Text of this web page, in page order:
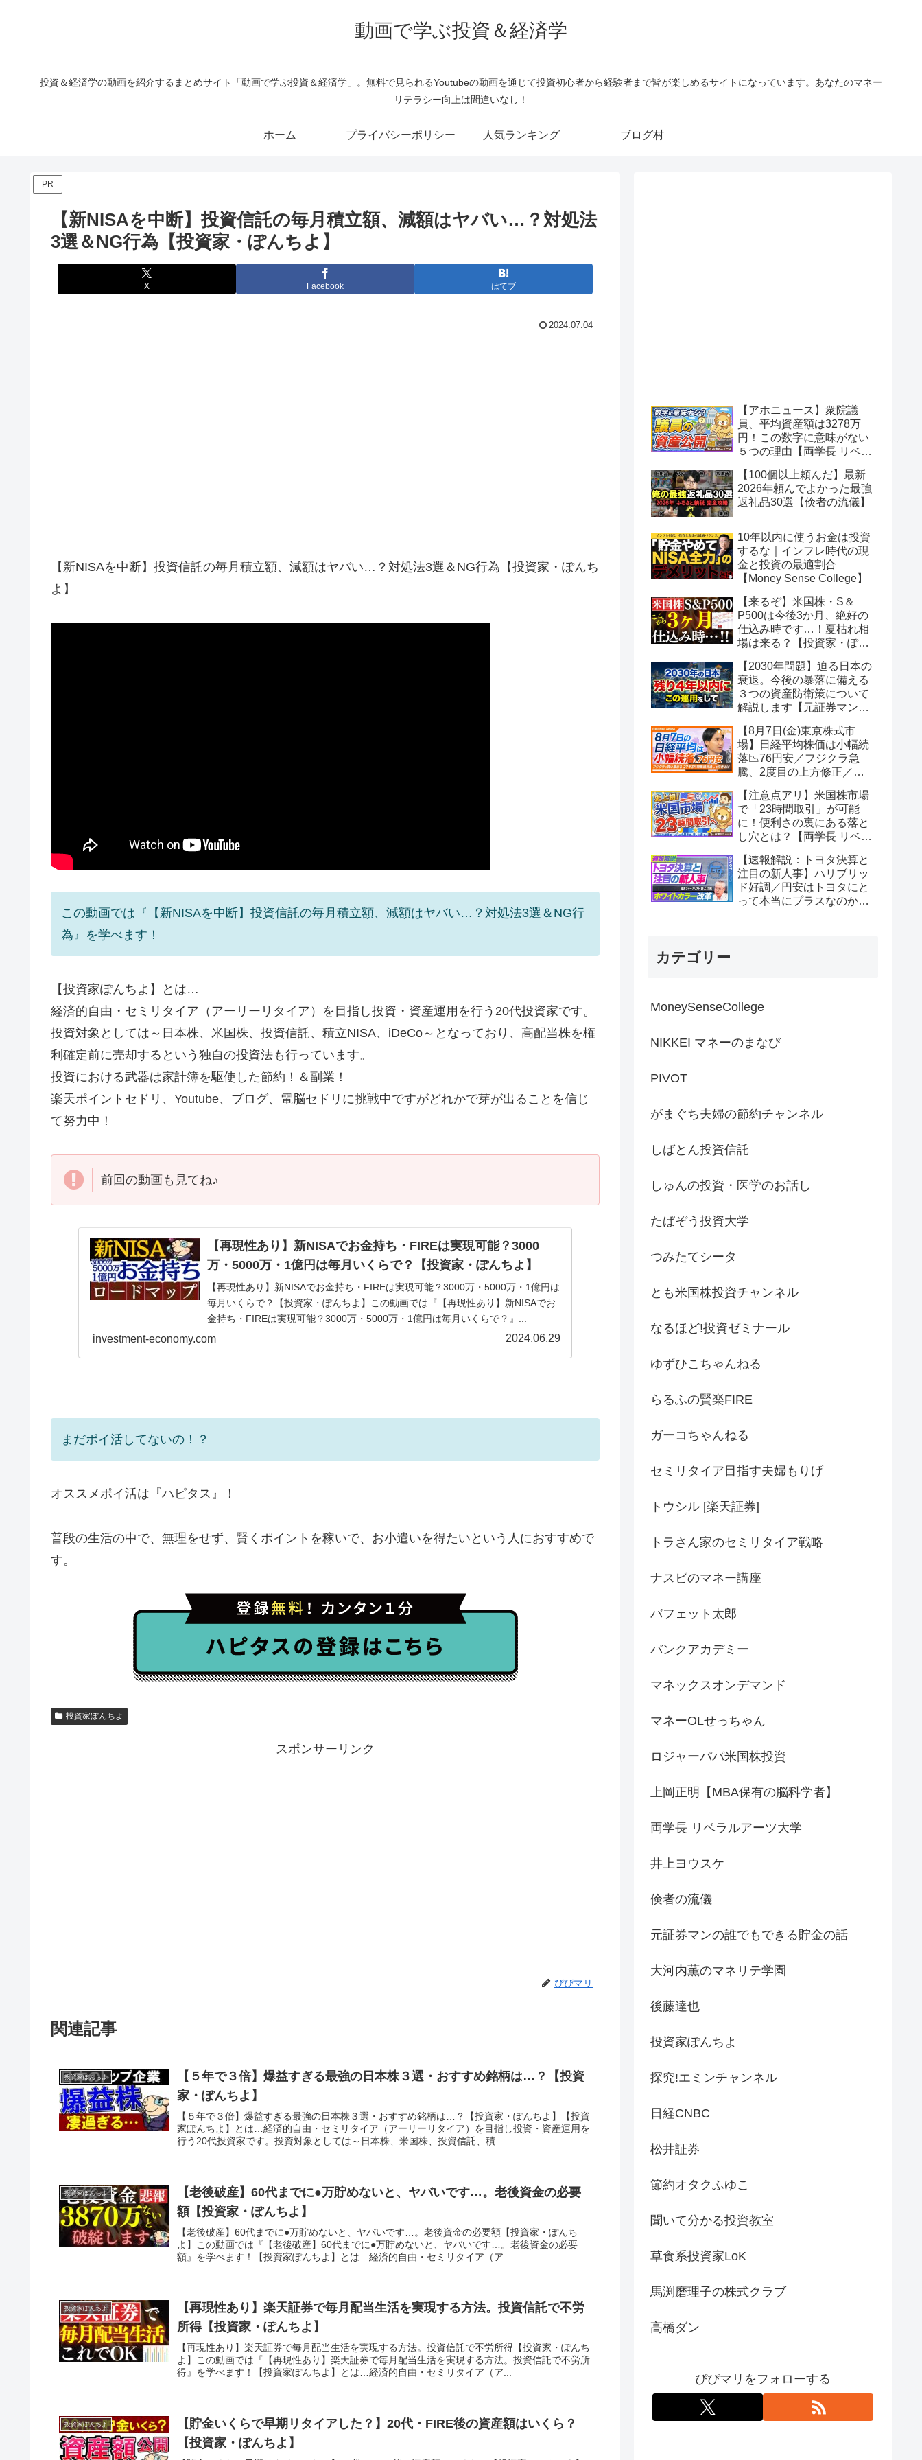
動画で学ぶ投資＆経済学
投資＆経済学の動画を紹介するまとめサイト「動画で学ぶ投資＆経済学」。無料で見られるYoutubeの動画を通じて投資初心者から経験者まで皆が楽しめるサイトになっています。あなたのマネー
リテラシー向上は間違いなし！
ホーム プライバシーポリシー 人気ランキング ブログ村
PR
【新NISAを中断】投資信託の毎月積立額、減額はヤバい…？対処法
3選＆NG行為【投資家・ぽんちよ】
X Facebook はてブ
2024.07.04
【新NISAを中断】投資信託の毎月積立額、減額はヤバい…？対処法3選＆NG行為【投資家・ぽんち
よ】
この動画では『【新NISAを中断】投資信託の毎月積立額、減額はヤバい…？対処法3選＆NG行
為』を学べます！
【投資家ぽんちよ】とは…
経済的自由・セミリタイア（アーリーリタイア）を目指し投資・資産運用を行う20代投資家です。
投資対象としては～日本株、米国株、投資信託、積立NISA、iDeCo～となっており、高配当株を権
利確定前に売却するという独自の投資法も行っています。
投資における武器は家計簿を駆使した節約！＆副業！
楽天ポイントセドリ、Youtube、ブログ、電脳セドリに挑戦中ですがどれかで芽が出ることを信じ
て努力中！
前回の動画も見てね♪
【再現性あり】新NISAでお金持ち・FIREは実現可能？3000
万・5000万・1億円は毎月いくらで？【投資家・ぽんちよ】
【再現性あり】新NISAでお金持ち・FIREは実現可能？3000万・5000万・1億円は
毎月いくらで？【投資家・ぽんちよ】この動画では『【再現性あり】新NISAでお
金持ち・FIREは実現可能？3000万・5000万・1億円は毎月いくらで？』...
investment-economy.com 2024.06.29
まだポイ活してないの！？
オススメポイ活は『ハピタス』！
普段の生活の中で、無理をせず、賢くポイントを稼いで、お小遣いを得たいという人におすすめで
す。
投資家ぽんちよ
スポンサーリンク
ぴぴマリ
関連記事
投資家ぽんちよ
【５年で３倍】爆益すぎる最強の日本株３選・おすすめ銘柄は…？【投資
家・ぽんちよ】
【５年で３倍】爆益すぎる最強の日本株３選・おすすめ銘柄は…？【投資家・ぽんちよ】【投資
家ぽんちよ】とは…経済的自由・セミリタイア（アーリーリタイア）を目指し投資・資産運用を
行う20代投資家です。投資対象としては～日本株、米国株、投資信託、積...
投資家ぽんちよ
【老後破産】60代までに●万貯めないと、ヤバいです…。老後資金の必要
額【投資家・ぽんちよ】
【老後破産】60代までに●万貯めないと、ヤバいです…。老後資金の必要額【投資家・ぽんち
よ】この動画では『【老後破産】60代までに●万貯めないと、ヤバいです…。老後資金の必要
額』を学べます！【投資家ぽんちよ】とは…経済的自由・セミリタイア（ア...
投資家ぽんちよ
【再現性あり】楽天証券で毎月配当生活を実現する方法。投資信託で不労
所得【投資家・ぽんちよ】
【再現性あり】楽天証券で毎月配当生活を実現する方法。投資信託で不労所得【投資家・ぽんち
よ】この動画では『【再現性あり】楽天証券で毎月配当生活を実現する方法。投資信託で不労所
得』を学べます！【投資家ぽんちよ】とは…経済的自由・セミリタイア（ア...
投資家ぽんちよ
【貯金いくらで早期リタイアした？】20代・FIRE後の資産額はいくら？
【投資家・ぽんちよ】
【アホニュース】衆院議
員、平均資産額は3278万
円！この数字に意味がない
５つの理由【両学長 リベラ
【100個以上頼んだ】最新
2026年頼んでよかった最強
返礼品30選【倹者の流儀】
10年以内に使うお金は投資
するな｜インフレ時代の現
金と投資の最適割合
【Money Sense College】
【来るぞ】米国株・S＆
P500は今後3か月、絶好の
仕込み時です…！夏枯れ相
場は来る？【投資家・ぽん
【2030年問題】迫る日本の
衰退。今後の暴落に備える
３つの資産防衛策について
解説します【元証券マンの
【8月7日(金)東京株式市
場】日経平均株価は小幅続
落📉76円安／フジクラ急
騰、2度目の上方修正／好
初来高値／需給懸念でJX金
属・キオクシアは軟調【日
経CNBC】
【注意点アリ】米国株市場
で「23時間取引」が可能
に！便利さの裏にある落と
し穴とは？【両学長 リベラ
【速報解説：トヨタ決算と
注目の新人事】ハリブリッ
ド好調／円安はトヨタにと
って本当にプラスなのか？
カテゴリー
MoneySenseCollege
NIKKEI マネーのまなび
PIVOT
がまぐち夫婦の節約チャンネル
しばとん投資信託
しゅんの投資・医学のお話し
たぱぞう投資大学
つみたてシータ
とも米国株投資チャンネル
なるほど!投資ゼミナール
ゆずひこちゃんねる
らるふの賢楽FIRE
ガーコちゃんねる
セミリタイア目指す夫婦もりげ
トウシル [楽天証券]
トラさん家のセミリタイア戦略
ナスビのマネー講座
バフェット太郎
バンクアカデミー
マネックスオンデマンド
マネーOLせっちゃん
ロジャーパパ米国株投資
上岡正明【MBA保有の脳科学者】
両学長 リベラルアーツ大学
井上ヨウスケ
倹者の流儀
元証券マンの誰でもできる貯金の話
大河内薫のマネリテ学園
後藤達也
投資家ぽんちよ
探究!エミンチャンネル
日経CNBC
松井証券
節約オタクふゆこ
聞いて分かる投資教室
草食系投資家LoK
馬渕磨理子の株式クラブ
高橋ダン
ぴぴマリをフォローする